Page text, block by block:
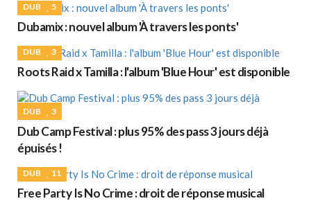
DUB 5
Dubamix : nouvel album 'À travers les ponts'
DUB 3
Roots Raid x Tamilla : l'album 'Blue Hour' est disponible
DUB 3
Dub Camp Festival : plus 95% des pass 3 jours déjà
épuisés !
DUB 11
Free Party Is No Crime : droit de réponse musical